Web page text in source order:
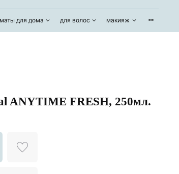
для дома для волос макияж
ANYTIME FRESH, 250мл.